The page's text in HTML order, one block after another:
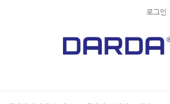
로그인